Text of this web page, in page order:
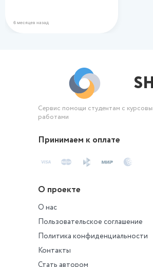
6 месяцев назад
Сервис помощи студентам с
работами
Принимаем к оплате
О проекте
О нас
Пользовательское соглашение
Политика конфиденциальности
Контакты
Стать автором